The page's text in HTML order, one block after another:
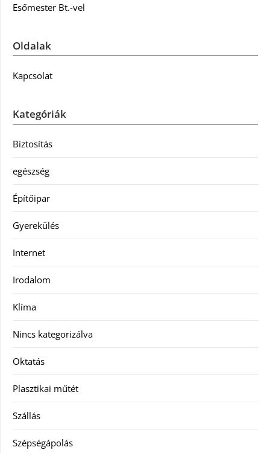
Esőmester Bt.-vel
Oldalak
Kapcsolat
Kategóriák
Biztosítás
egészség
Építőipar
Gyerekülés
Internet
Irodalom
Klíma
Nincs kategorizálva
Oktatás
Plasztikai műtét
Szállás
Szépségápolás